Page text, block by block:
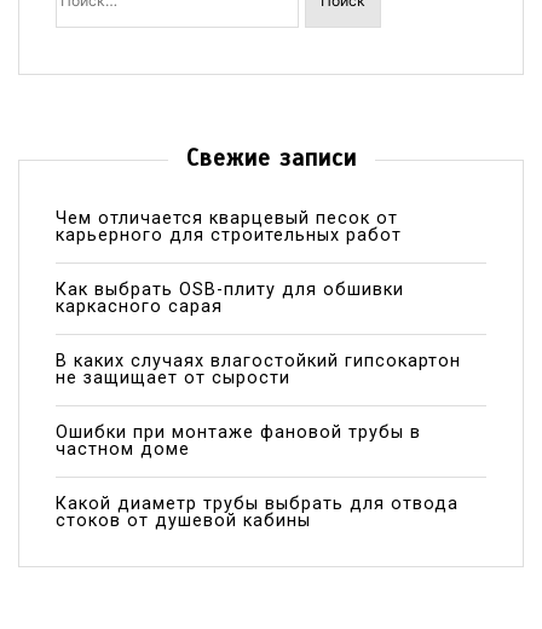
Свежие записи
Чем отличается кварцевый песок от
карьерного для строительных работ
Как выбрать OSB-плиту для обшивки
каркасного сарая
В каких случаях влагостойкий гипсокартон
не защищает от сырости
Ошибки при монтаже фановой трубы в
частном доме
Какой диаметр трубы выбрать для отвода
стоков от душевой кабины